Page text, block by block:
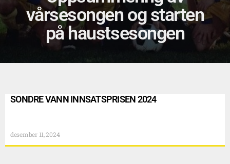
vårsesongen og starten
på haustsesongen
SONDRE VANN INNSATSPRISEN 2024
desember 11, 2024